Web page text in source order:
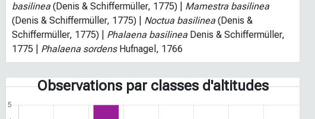
basilinea (Denis & Schiffermüller, 1775) | Mamestra basilinea
(Denis & Schiffermüller, 1775) | Noctua basilinea (Denis &
Schiffermüller, 1775) | Phalaena basilinea Denis & Schiffermüller,
1775 | Phalaena sordensHufnagel, 1766
Observations par classes d'altitudes